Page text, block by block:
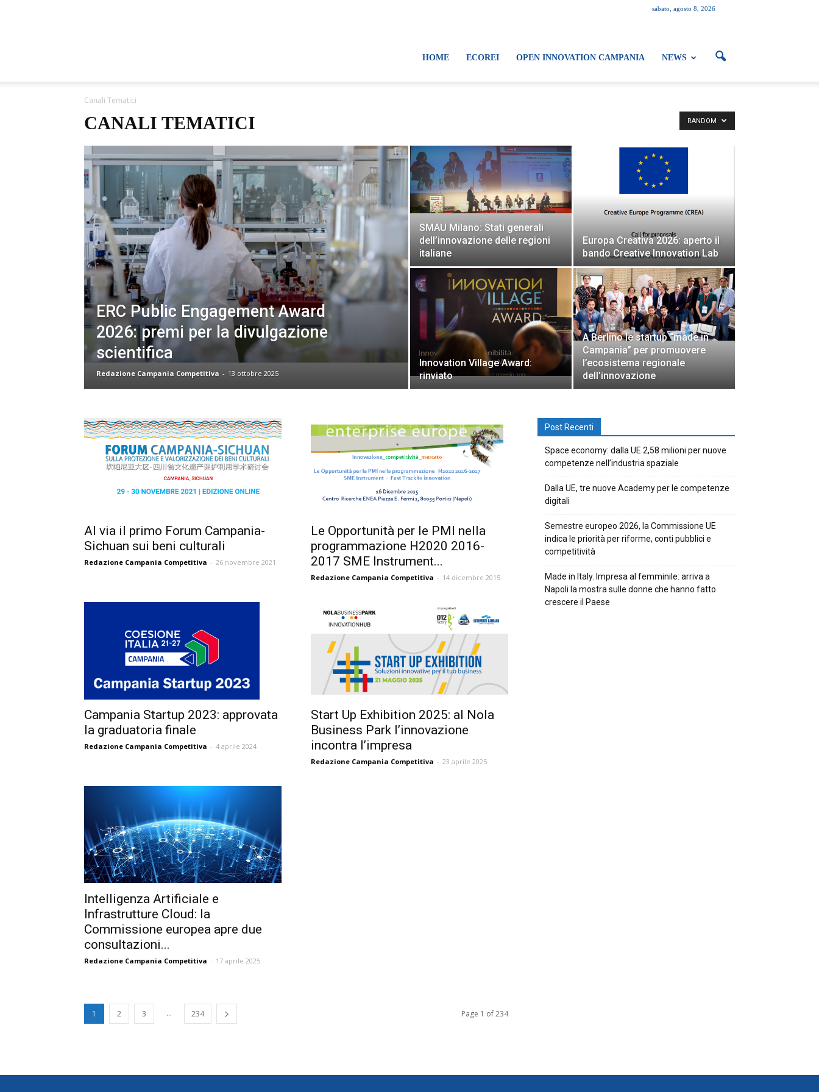
sabato, agosto 8, 2026
HOME ECOREI OPEN INNOVATION CAMPANIA NEWS
Canali Tematici
CANALI TEMATICI RANDOM
ERC Public Engagement Award
2026: premi per la divulgazione
scientifica
Redazione Campania Competitiva - 13 ottobre 2025
SMAU Milano: Stati generali
dell’innovazione delle regioni
italiane
Europa Creativa 2026: aperto il
bando Creative Innovation Lab
Innovation Village Award:
rinviato
A Berlino le startup “made in
Campania” per promuovere
l’ecosistema regionale
dell’innovazione
Al via il primo Forum Campania-
Sichuan sui beni culturali
Redazione Campania Competitiva - 26 novembre 2021
Le Opportunità per le PMI nella
programmazione H2020 2016-
2017 SME Instrument...
Redazione Campania Competitiva - 14 dicembre 2015
Campania Startup 2023: approvata
la graduatoria finale
Redazione Campania Competitiva - 4 aprile 2024
Start Up Exhibition 2025: al Nola
Business Park l’innovazione
incontra l’impresa
Redazione Campania Competitiva - 23 aprile 2025
Intelligenza Artificiale e
Infrastrutture Cloud: la
Commissione europea apre due
consultazioni...
Redazione Campania Competitiva - 17 aprile 2025
1 2 3 ... 234 Page 1 of 234
Post Recenti
Space economy: dalla UE 2,58 milioni per nuove
competenze nell’industria spaziale
Dalla UE, tre nuove Academy per le competenze
digitali
Semestre europeo 2026, la Commissione UE
indica le priorità per riforme, conti pubblici e
competitività
Made in Italy. Impresa al femminile: arriva a
Napoli la mostra sulle donne che hanno fatto
crescere il Paese